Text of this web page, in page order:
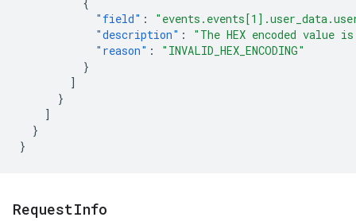
"field" :
"description" :
"The HEX encoded value
"reason" :
"INVALID_HEX_ENCODING"
}
]
}
]
}
}
RequestInfo